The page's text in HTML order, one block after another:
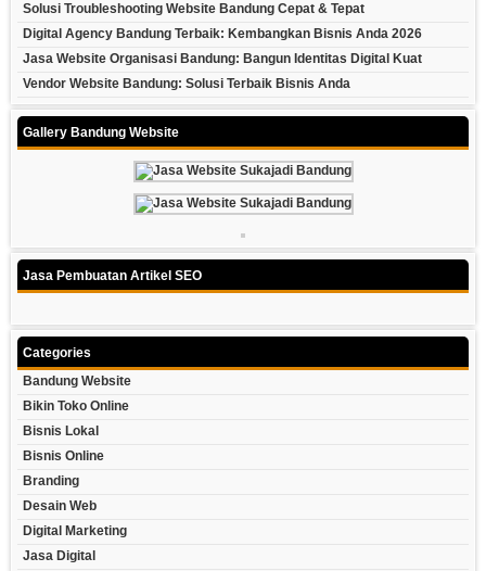
Solusi Troubleshooting Website Bandung Cepat & Tepat
Digital Agency Bandung Terbaik: Kembangkan Bisnis Anda 2026
Jasa Website Organisasi Bandung: Bangun Identitas Digital Kuat
Vendor Website Bandung: Solusi Terbaik Bisnis Anda
Gallery Bandung Website
Jasa Pembuatan Artikel SEO
Categories
Bandung Website
Bikin Toko Online
Bisnis Lokal
Bisnis Online
Branding
Desain Web
Digital Marketing
Jasa Digital